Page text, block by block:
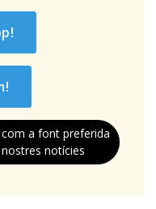
a font preferida
notícies